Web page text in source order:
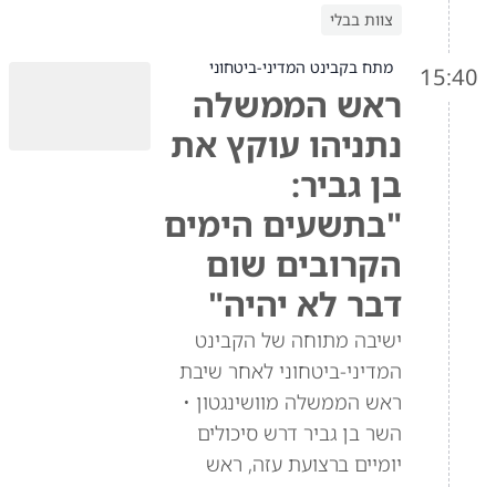
צוות בבלי
15:40 מתח בקבינט המדיני-ביטחוני
ראש הממשלה
נתניהו עוקץ את
בן גביר:
"בתשעים הימים
הקרובים שום
דבר לא יהיה"
ישיבה מתוחה של הקבינט
המדיני-ביטחוני לאחר שיבת
ראש הממשלה מוושינגטון •
השר בן גביר דרש סיכולים
יומיים ברצועת עזה, ראש